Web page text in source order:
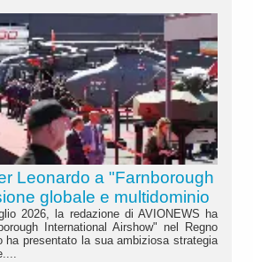
Leonardo a "Farnborough
globale e multidominio
2026, la redazione di AVIONEWS ha
International Airshow" nel Regno
ha presentato la sua ambiziosa strategia